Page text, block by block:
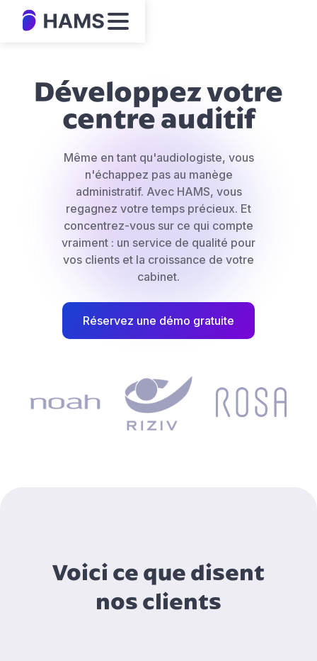
Développez votre
centre auditif
Même en tant qu'audiologiste, vous
n'échappez pas au manège
administratif. Avec HAMS, vous
regagnez votre temps précieux. Et
concentrez-vous sur ce qui compte
vraiment : un service de qualité pour
vos clients et la croissance de votre
cabinet.
Réservez une démo gratuite
Voici ce que disent
nos clients